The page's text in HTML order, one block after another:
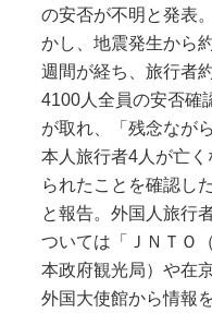
の安否が不明と発表
かし、地震発生から
週間が経ち、旅行者
4100人全員の安否確
が取れ、「残念なが
本人旅行者4人が亡く
られたことを確認した
と報告。外国人旅行
ついては「ＪＮＴＯ
本政府観光局）や在
外国大使館から情報